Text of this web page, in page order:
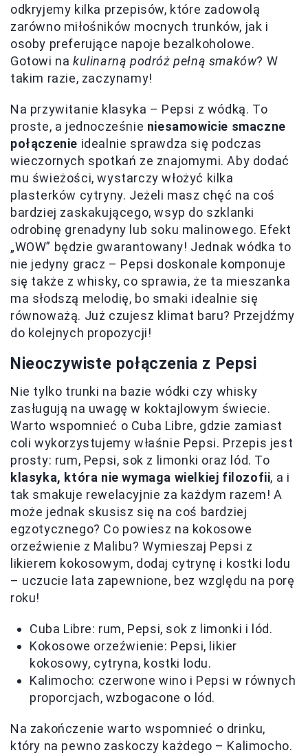
odkryjemy kilka przepisów, które zadowolą
zarówno miłośników mocnych trunków, jak i
osoby preferujące napoje bezalkoholowe.
Gotowi na kulinarną podróż pełną smaków? W
takim razie, zaczynamy!
Na przywitanie klasyka – Pepsi z wódką. To
proste, a jednocześnie niesamowicie smaczne
połączenie idealnie sprawdza się podczas
wieczornych spotkań ze znajomymi. Aby dodać
mu świeżości, wystarczy włożyć kilka
plasterków cytryny. Jeżeli masz chęć na coś
bardziej zaskakującego, wsyp do szklanki
odrobinę grenadyny lub soku malinowego. Efekt
„WOW” będzie gwarantowany! Jednak wódka to
nie jedyny gracz – Pepsi doskonale komponuje
się także z whisky, co sprawia, że ta mieszanka
ma słodszą melodię, bo smaki idealnie się
równoważą. Już czujesz klimat baru? Przejdźmy
do kolejnych propozycji!
Nieoczywiste połączenia z Pepsi
Nie tylko trunki na bazie wódki czy whisky
zasługują na uwagę w koktajlowym świecie.
Warto wspomnieć o Cuba Libre, gdzie zamiast
coli wykorzystujemy właśnie Pepsi. Przepis jest
prosty: rum, Pepsi, sok z limonki oraz lód. To
klasyka, która nie wymaga wielkiej filozofii, a i
tak smakuje rewelacyjnie za każdym razem! A
może jednak skusisz się na coś bardziej
egzotycznego? Co powiesz na kokosowe
orzeźwienie z Malibu? Wymieszaj Pepsi z
likierem kokosowym, dodaj cytrynę i kostki lodu
– uczucie lata zapewnione, bez względu na porę
roku!
Cuba Libre: rum, Pepsi, sok z limonki i lód.
Kokosowe orzeźwienie: Pepsi, likier
kokosowy, cytryna, kostki lodu.
Kalimocho: czerwone wino i Pepsi w równych
proporcjach, wzbogacone o lód.
Na zakończenie warto wspomnieć o drinku,
który na pewno zaskoczy każdego – Kalimocho.